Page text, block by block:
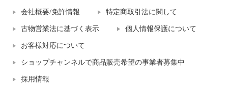
会社概要/免許情報 特定商取引法に関して
古物営業法に基づく表示 個人情報保護について
お客様対応について
ショップチャンネルで商品販売希望の事業者募集中
採用情報